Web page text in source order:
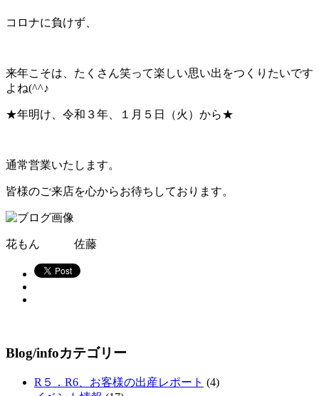
コロナに負けず、
来年こそは、たくさん笑って楽しい思い出をつくりたいです
よね(^^♪
★年明け、令和３年、１月５日（火）から★
通常営業いたします。
皆様のご来店を心からお待ちしております。
花もん 佐藤
Blog/infoカテゴリー
R５．R6、お客様の出産レポート (4)